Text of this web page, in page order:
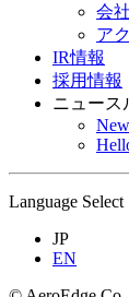
会
ア
IR情報
採用情報
ニュース
Language Select
JP
EN